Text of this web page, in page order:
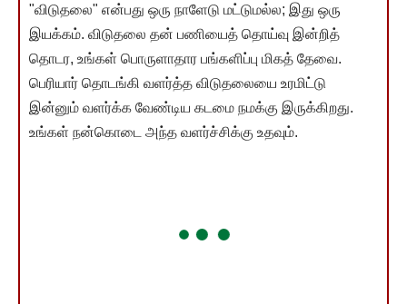
"விடுதலை" என்பது ஒரு நாளேடு மட்டுமல்ல; இது ஒரு
இயக்கம். விடுதலை தன் பணியைத் தொய்வு இன்றித்
தொடர, உங்கள் பொருளாதார பங்களிப்பு மிகத் தேவை.
பெரியார் தொடங்கி வளர்த்த விடுதலையை உரமிட்டு
இன்னும் வளர்க்க வேண்டிய கடமை நமக்கு இருக்கிறது.
உங்கள் நன்கொடை அந்த வளர்ச்சிக்கு உதவும்.